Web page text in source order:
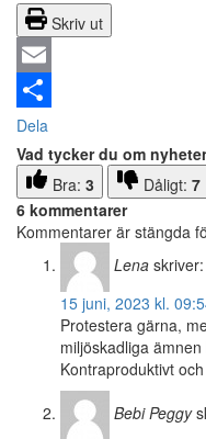
Skriv ut
Email
Dela
Vad tycker du om
Bra: 3 Dåligt: 7
6 kommentarer
Kommentarer är stängda
Lena skriver:
15 juni, 2023 kl.
Protestera gärna,
miljöskadliga
Kontraproduktivt
Bebi Peggy